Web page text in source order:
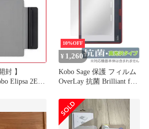
封 】
Elipsa 2E
10%OFF
¥ 1,260
Kobo Sage 保護 フィルム
OverLay 抗菌 Brilliant for
コボ セージ Hydro Ag+ 抗
菌 抗ウイルス 高光沢